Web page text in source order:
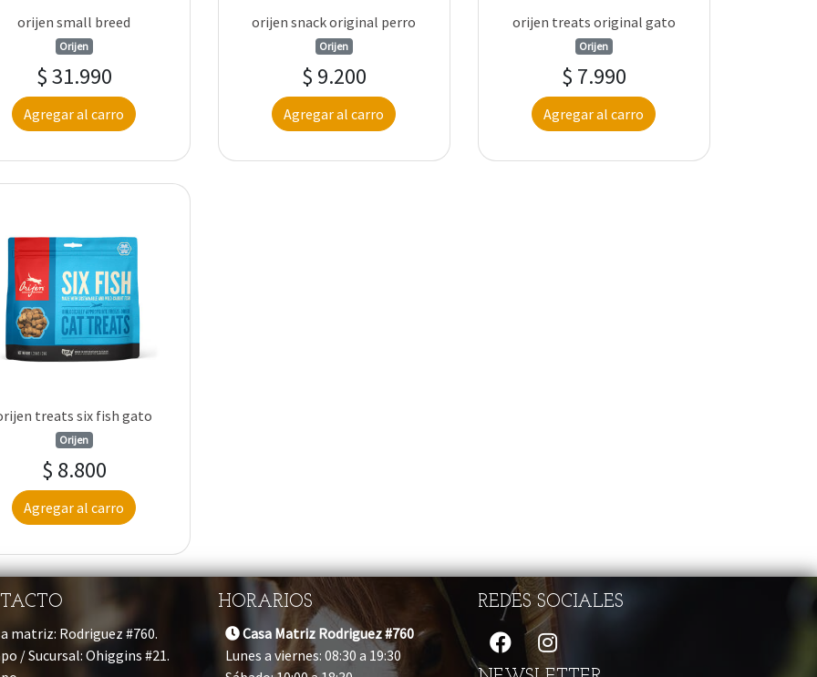
orijen small breed
Orijen
$ 31.990
Agregar al carro
orijen snack original perro
Orijen
$ 9.200
Agregar al carro
orijen treats original gato
Orijen
$ 7.990
Agregar al carro
treats six fish gato
Orijen
$ 8.800
Agregar al carro
matriz: Rodriguez #760.
/ Sucursal: Ohiggins #21.
HORARIOS
Casa Matriz Rodriguez #760
Lunes a viernes: 08:30 a 19:30
REDES SOCIALES